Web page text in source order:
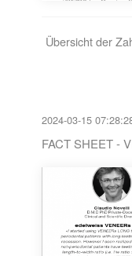
Übersicht der
2024-03-15
FACT SHEET -